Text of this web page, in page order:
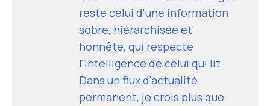
reste celui d'une information
sobre, hiérarchisée et
honnête, qui respecte
l'intelligence de celui qui lit.
Dans un flux d'actualité
permanent, je crois plus que